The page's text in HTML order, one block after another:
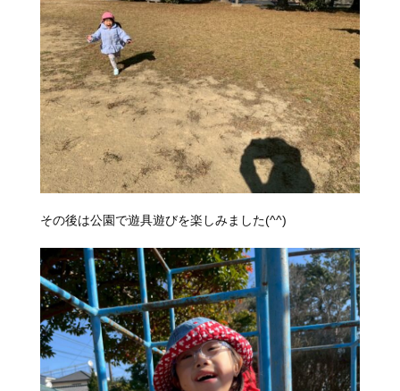
その後は公園で遊具遊びを楽しみました(^^)